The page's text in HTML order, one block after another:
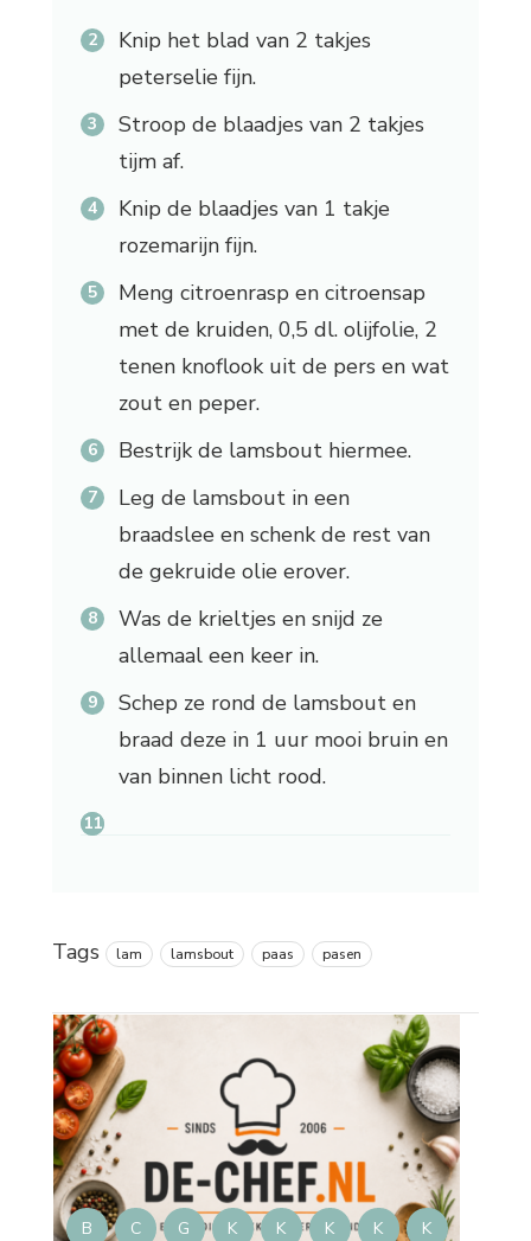
Knip het blad van 2 takjes
peterselie fijn.
Stroop de blaadjes van 2 takjes
tijm af.
Knip de blaadjes van 1 takje
rozemarijn fijn.
Meng citroenrasp en citroensap
met de kruiden, 0,5 dl. olijfolie, 2
tenen knoflook uit de pers en wat
zout en peper.
Bestrijk de lamsbout hiermee.
Leg de lamsbout in een
braadslee en schenk de rest van
de gekruide olie erover.
Was de krieltjes en snijd ze
allemaal een keer in.
Schep ze rond de lamsbout en
braad deze in 1 uur mooi bruin en
van binnen licht rood.
Tags lam lamsbout paas pasen
B C G K K K K K